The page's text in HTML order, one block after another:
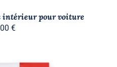
intérieur pour voiture
€